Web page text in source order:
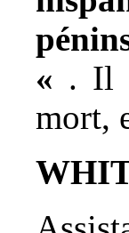
« . Il
mort,